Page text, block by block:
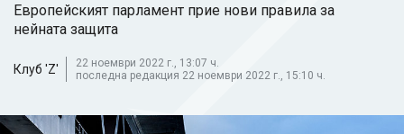
Европейският парламент прие нови правила за
нейната защита
Клуб 'Z'
22 ноември 2022 г., 13:07 ч.
последна редакция 22 ноември 2022 г., 15:10 ч.